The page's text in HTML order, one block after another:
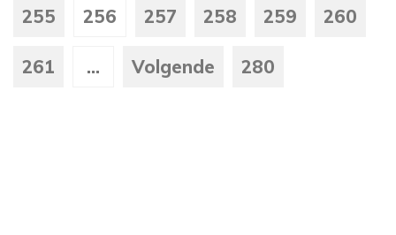
255 256 257 258 259 260
261 ... Volgende 280